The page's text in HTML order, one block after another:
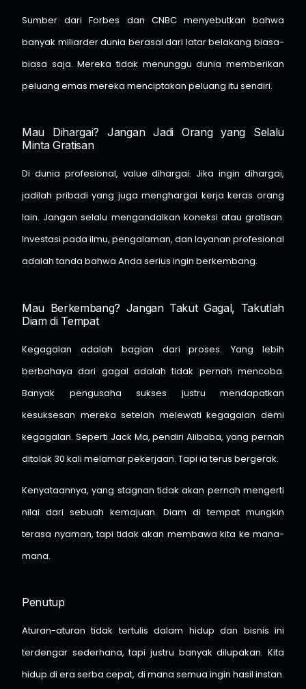
Sumber dari Forbes dan CNBC menyebutkan bahwa
banyak miliarder dunia berasal dari latar belakang biasa-
biasa saja. Mereka tidak menunggu dunia memberikan
peluang emas mereka menciptakan peluang itu sendiri.
Mau Dihargai? Jangan Jadi Orang yang Selalu
Minta Gratisan
Di dunia profesional, value dihargai. Jika ingin dihargai,
jadilah pribadi yang juga menghargai kerja keras orang
lain. Jangan selalu mengandalkan koneksi atau gratisan.
Investasi pada ilmu, pengalaman, dan layanan profesional
adalah tanda bahwa Anda serius ingin berkembang.
Mau Berkembang? Jangan Takut Gagal, Takutlah
Diam di Tempat
Kegagalan adalah bagian dari proses. Yang lebih
berbahaya dari gagal adalah tidak pernah mencoba.
Banyak pengusaha sukses justru mendapatkan
kesuksesan mereka setelah melewati kegagalan demi
kegagalan. Seperti Jack Ma, pendiri Alibaba, yang pernah
ditolak 30 kali melamar pekerjaan. Tapi ia terus bergerak.
Kenyataannya, yang stagnan tidak akan pernah mengerti
nilai dari sebuah kemajuan. Diam di tempat mungkin
terasa nyaman, tapi tidak akan membawa kita ke mana-
mana.
Penutup
Aturan-aturan tidak tertulis dalam hidup dan bisnis ini
terdengar sederhana, tapi justru banyak dilupakan. Kita
hidup di era serba cepat, di mana semua ingin hasil instan.